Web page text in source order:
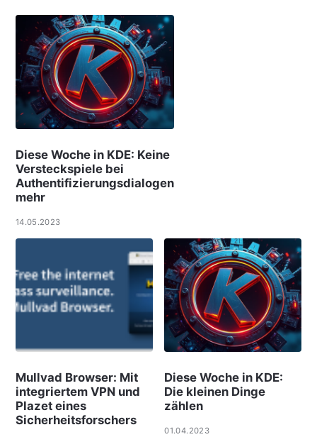
Diese Woche in KDE: Keine
Versteckspiele bei
Authentifizierungsdialogen
mehr
14.05.2023
Mullvad Browser: Mit
integriertem VPN und
Plazet eines
Sicherheitsforschers
Diese Woche in KDE:
Die kleinen Dinge
zählen
01.04.2023